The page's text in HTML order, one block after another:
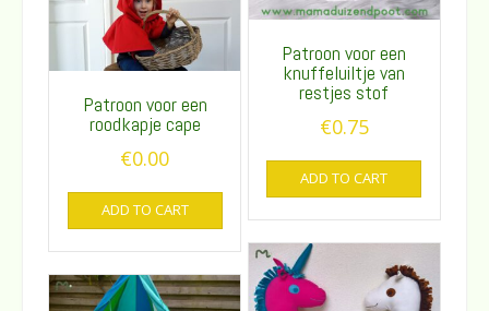
Patroon voor een
knuffeluiltje van
restjes stof
€0.75
ADD TO CART
Patroon voor een
roodkapje cape
€0.00
ADD TO CART